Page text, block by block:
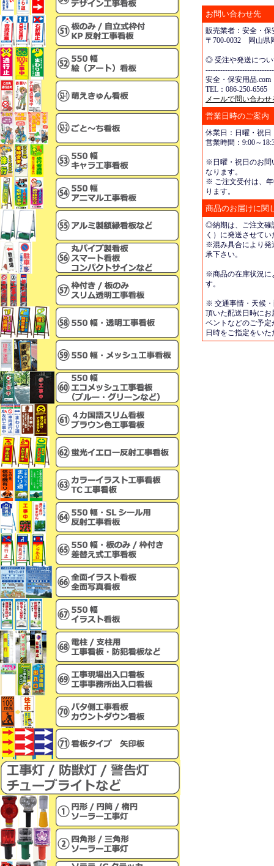
お問い合わせ先
販売業者：安全・保
〒700-0032 岡山県
◎ 受注や発送につ
安全・保安用品.com
TEL：086-250-6565
メールで問い合わせ
営業日時のご案内
休業日：日曜・祝日
営業時間：9:00～
※日曜・祝日のお問
なります。
※ ご注文受付は、
ります。
商品のお届けに関
◎納期は、ご注文確
く）に発送させて
※混み具合により発
承下さい。
※商品の在庫状況に
す。
※ 交通事情・天候
頂いた配送日時に
ベントなどのご予
日時をご指定をい